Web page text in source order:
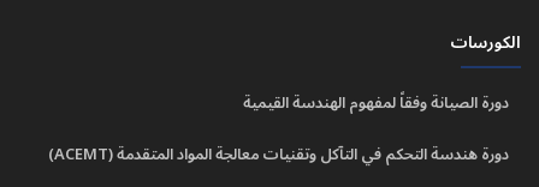
الكورسات
دورة الصيانة وفقاً لمفهوم الهندسة القيمية
دورة هندسة التحكم في التآكل وتقنيات معالجة المواد المتقدمة (ACEMT)